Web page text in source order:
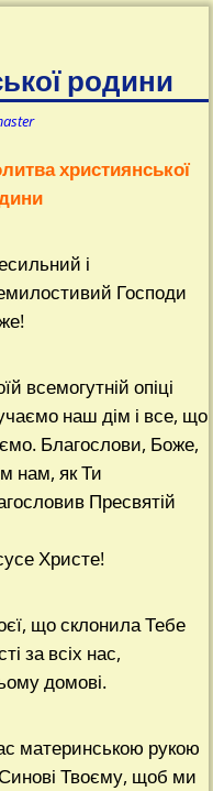
родини
християнської
і
Господи
всемогутній опіці
наш дім і все, що
Благослови, Боже,
нам, як Ти
Пресвятій
Христе!
що склонила Тебе
за всіх нас,
домові.
материнською рукою
Синові Твоєму, щоб ми